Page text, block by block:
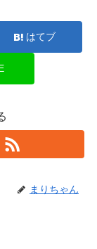
はてブ
まりちゃん